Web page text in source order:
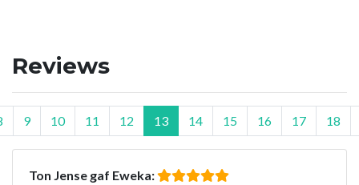
Reviews
9 10 11 12 13 14 15 16 17 18
Ton Jense gaf Eweka: